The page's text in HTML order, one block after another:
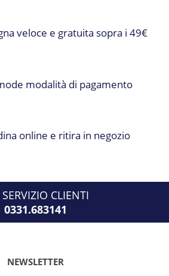
veloce e gratuita sopra i 49€
modalità di pagamento
online e ritira in negozio
SERVIZIO CLIENTI
0331.683141
NEWSLETTER